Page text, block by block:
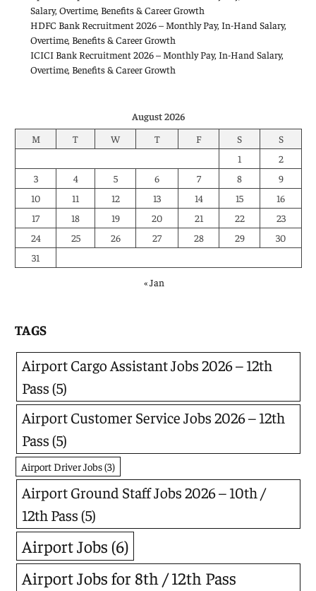
Salary, Overtime, Benefits & Career Growth
HDFC Bank Recruitment 2026 – Monthly Pay, In-Hand Salary,
Overtime, Benefits & Career Growth
ICICI Bank Recruitment 2026 – Monthly Pay, In-Hand Salary,
Overtime, Benefits & Career Growth
August 2026
M
T W T F S
S
1
2
3
4 5 6 7 8
9
10
11 12 13 14 15
16
17
18 19 20 21 22
23
24
25 26 27 28 29
30
31
« Jan
TAGS
Airport Cargo Assistant Jobs 2026 – 12th
Pass(5)
Airport Customer Service Jobs 2026 – 12th
Pass(5)
Airport Driver Jobs(3)
Airport Ground Staff Jobs 2026 – 10th /
12th Pass(5)
Airport Jobs (6)
Airport Jobs for 8th / 12th Pass